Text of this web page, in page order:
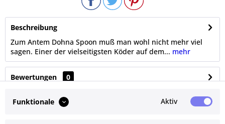
Beschreibung
Zum Antem Dohna Spoon muß man wohl nicht mehr viel
sagen. Einer der vielseitigsten Köder auf dem... mehr
Bewertungen
0
Funktionale Aktiv